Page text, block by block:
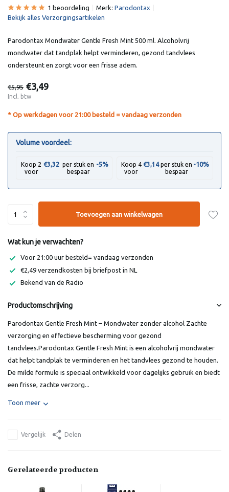
1 beoordeling Merk: Parodontax
Bekijk alles Verzorgingsartikelen
Parodontax Mondwater Gentle Fresh Mint 500 ml. Alcoholvrij
mondwater dat tandplak helpt verminderen, gezond tandvlees
ondersteunt en zorgt voor een frisse adem.
€5,95 €3,49
Incl. btw
* Op werkdagen voor 21:00 besteld = vandaag verzonden
Volume voordeel:
Koop 2
voor
€3,32 per stuk en
bespaar
-5%
Koop 4
voor
€3,14 per stuk en
bespaar
-10%
Toevoegen aan winkelwagen
Wat kun je verwachten?
Voor 21:00 uur besteld= vandaag verzonden
€2,49 verzendkosten bij briefpost in NL
Bekend van de Radio
Productomschrijving
Parodontax Gentle Fresh Mint – Mondwater zonder alcohol Zachte
verzorging en effectieve bescherming voor gezond
tandvlees.Parodontax Gentle Fresh Mint is een alcoholvrij mondwater
dat helpt tandplak te verminderen en het tandvlees gezond te houden.
De milde formule is speciaal ontwikkeld voor dagelijks gebruik en biedt
een frisse, zachte verzorg...
Toon meer
Vergelijk Delen
Gerelateerde producten